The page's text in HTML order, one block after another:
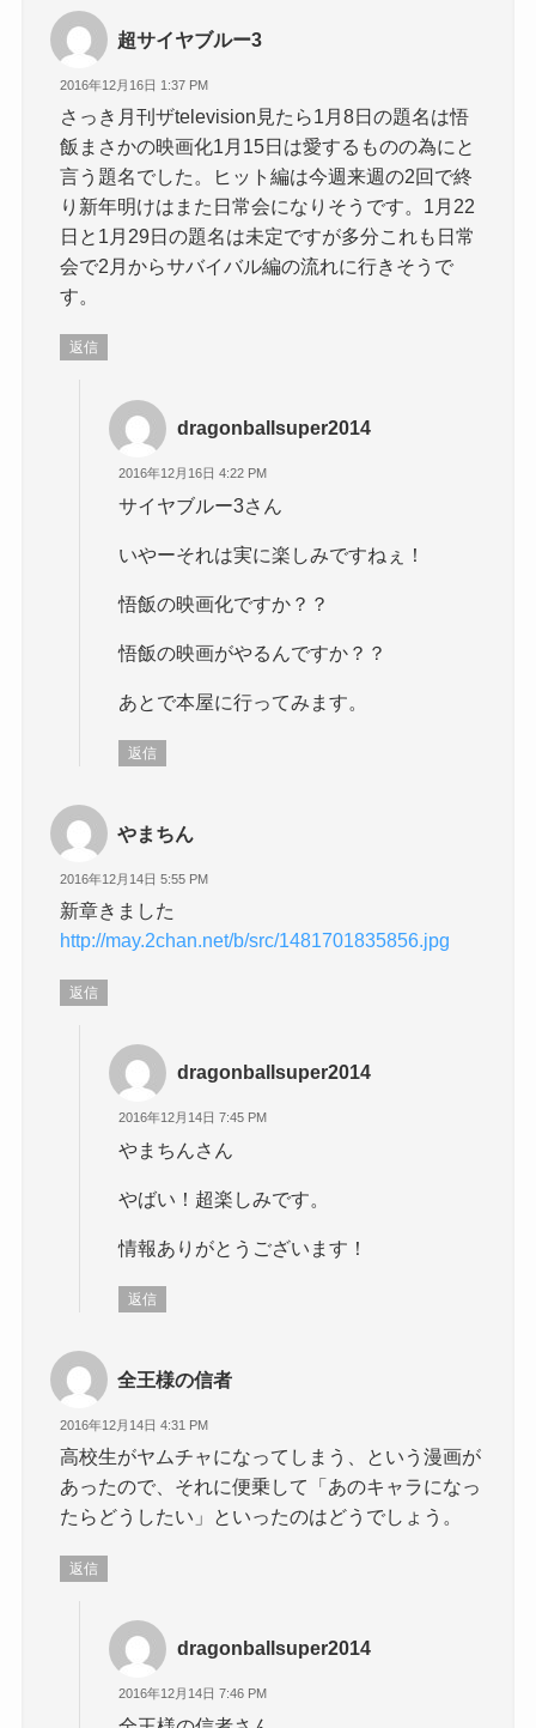
超サイヤブルー3
2016年12月16日 1:37 PM
さっき月刊ザtelevision見たら1月8日の題名は悟
飯まさかの映画化1月15日は愛するものの為にと
言う題名でした。ヒット編は今週来週の2回で終
り新年明けはまた日常会になりそうです。1月22
日と1月29日の題名は未定ですが多分これも日常
会で2月からサバイバル編の流れに行きそうで
す。
返信
dragonballsuper2014
2016年12月16日 4:22 PM
サイヤブルー3さん
いやーそれは実に楽しみですねぇ！
悟飯の映画化ですか？？
悟飯の映画がやるんですか？？
あとで本屋に行ってみます。
返信
やまちん
2016年12月14日 5:55 PM
新章きました
http://may.2chan.net/b/src/1481701835856.jpg
返信
dragonballsuper2014
2016年12月14日 7:45 PM
やまちんさん
やばい！超楽しみです。
情報ありがとうございます！
返信
全王様の信者
2016年12月14日 4:31 PM
高校生がヤムチャになってしまう、という漫画が
あったので、それに便乗して「あのキャラになっ
たらどうしたい」といったのはどうでしょう。
返信
dragonballsuper2014
2016年12月14日 7:46 PM